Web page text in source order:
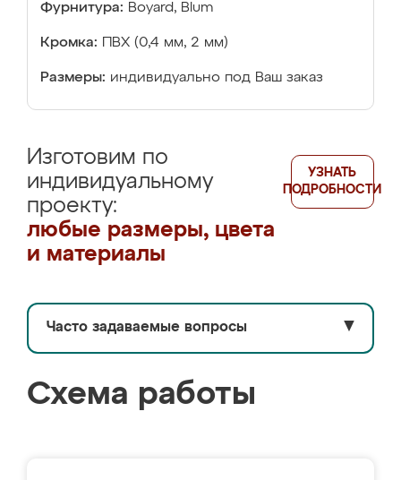
Фурнитура: Boyard, Blum
Кромка: ПВХ (0,4 мм, 2 мм)
Размеры: индивидуально под Ваш заказ
Изготовим по
индивидуальному
проекту:
любые размеры, цвета
и материалы
УЗНАТЬ
ПОДРОБНОСТИ
Часто задаваемые вопросы ▼
Схема работы